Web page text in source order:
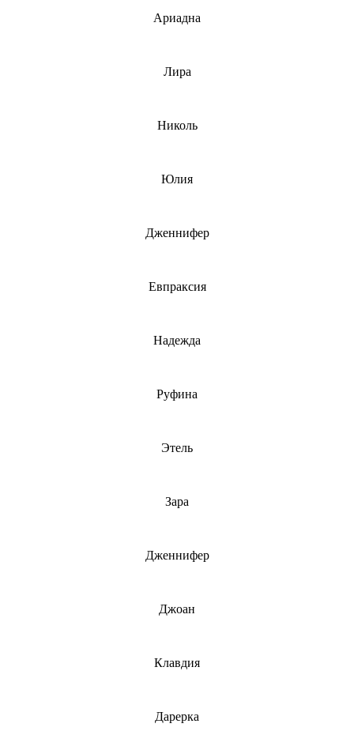
Ариадна
Лира
Николь
Юлия
Дженнифер
Евпраксия
Надежда
Руфина
Этель
Зара
Дженнифер
Джоан
Клавдия
Дарерка